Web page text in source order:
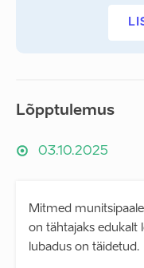
Lõpptulemus
03.10.2025
Mitmed
on tähtajaks edukalt
lubadus on täidetud.